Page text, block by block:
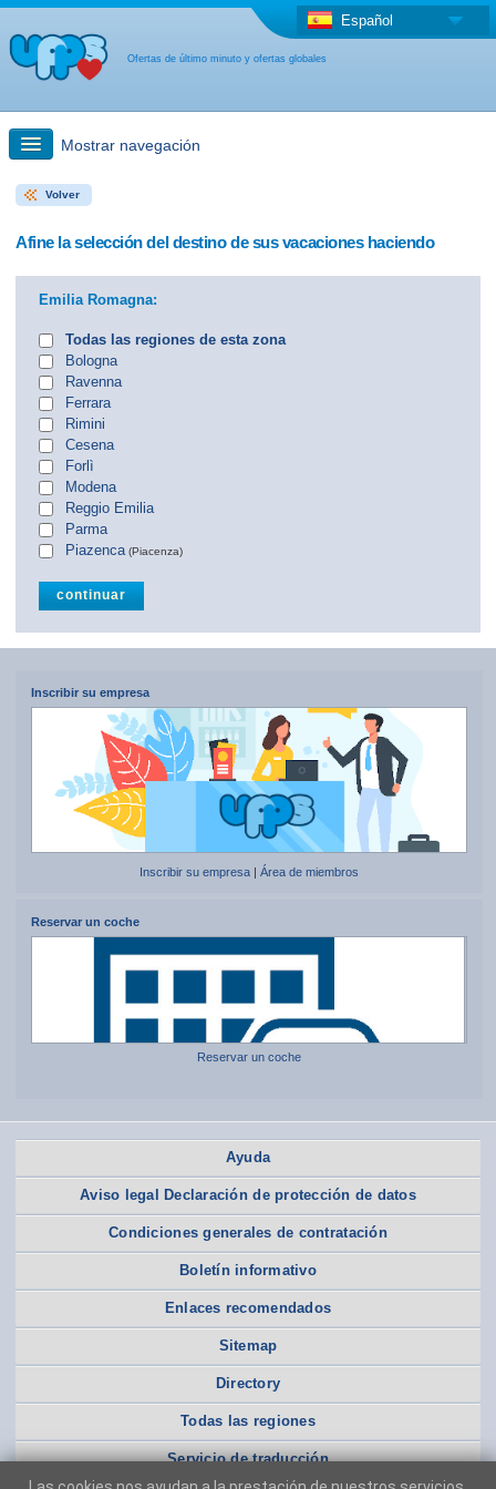
Ofertas de último minuto y ofertas globales
Español
Mostrar navegación
búsqueda rápida
otro país
Volver
Afine la selección del destino de sus vacaciones haciendo
Emilia Romagna:
Todas las regiones de esta zona
Bologna
Ravenna
Ferrara
Rimini
Cesena
Forlì
Modena
Reggio Emilia
Parma
Piazenca (Piacenza)
Inscribir su empresa
Inscribir su empresa| Área de miembros
Reservar un coche
Reservar un coche
Ayuda
Aviso legal Declaración de protección de datos
Condiciones generales de contratación
Boletín informativo
Enlaces recomendados
Sitemap
Directory
Todas las regiones
Servicio de traducción